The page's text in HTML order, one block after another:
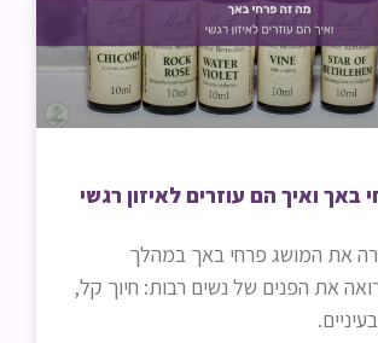
הם עוזרים לאיזון רגשי
המושג פרחי באך במהלך
הפנים של נשים רבות: חיוך קל,